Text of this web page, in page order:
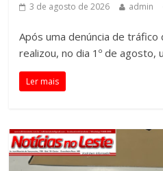
3 de agosto de 2026 admin
Após uma denúncia de
realizou, no dia 1º de agosto,
Ler mais